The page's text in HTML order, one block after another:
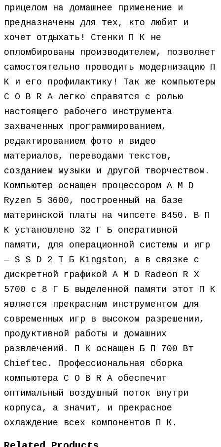
прицелом на домашнее применение и
предназначены для тех, кто любит и
хочет отдыхать! Стенки П К не
опломбированы производителем, позволяет
самостоятельно проводить модернизацию П
К и его профилактику! Так же компьютеры
C O B R A легко справятся с ролью
настоящего рабочего инструмента
захваченных программированием,
редактированием фото и видео
материалов, переводами текстов,
созданием музыки и другой творчеством.
Компьютер оснащен процессором A M D
Ryzen 5 3600, построенный на базе
материнской платы на чипсете B450. В П
К установлено 32 Г Б оперативной
памяти, для операционной системы и игр
— S S D 2 Т Б Kingston, а в связке с
дискретной графикой A M D Radeon R X
5700 с 8 Г Б выделенной памяти этот П К
является прекрасным инструментом для
современных игр в высоком разрешении,
продуктивной работы и домашних
развлечений. П К оснащен Б П 700 Вт
Chieftec. Профессиональная сборка
компьютера C O B R A обеспечит
оптимальный воздушный поток внутри
корпуса, а значит, и прекрасное
охлаждение всех компонентов П К.